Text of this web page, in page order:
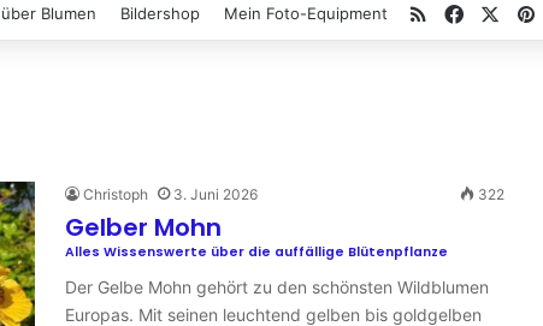
Blumen Bildershop Mein Foto-Equipment RSS Facebook
Christoph 3. Juni 2026 322
Gelber Mohn
Alles Wissenswerte über die auffällige Blütenpflanze
Der Gelbe Mohn gehört zu den schönsten Wildblumen
Europas. Mit seinen leuchtend gelben bis goldgelben